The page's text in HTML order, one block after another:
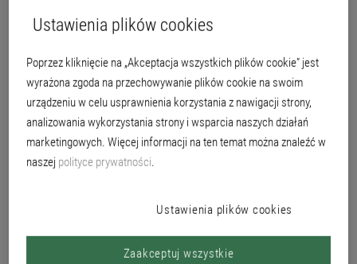
zebrali już Państwo pierwsze doświadczenia w życiu zawodowym? Brillux
oferuje skrojone na miarę możliwości rozpoczęcia pracy – w dziale sprzedaży
Osoba kontaktowa
Piotr Łapko
+48 91 88157-12
Ustawienia plików cookies
Poprzez kliknięcie na „Akceptacja wszystkich plików cookie” jest
wyrażona zgoda na przechowywanie plików cookie na swoim
urządzeniu w celu usprawnienia korzystania z nawigacji strony,
analizowania wykorzystania strony i wsparcia naszych działań
marketingowych. Więcej informacji na ten temat można znaleźć w
naszej polityce prywatności.
Ustawienia plików cookies
Zaakceptuj wszystkie